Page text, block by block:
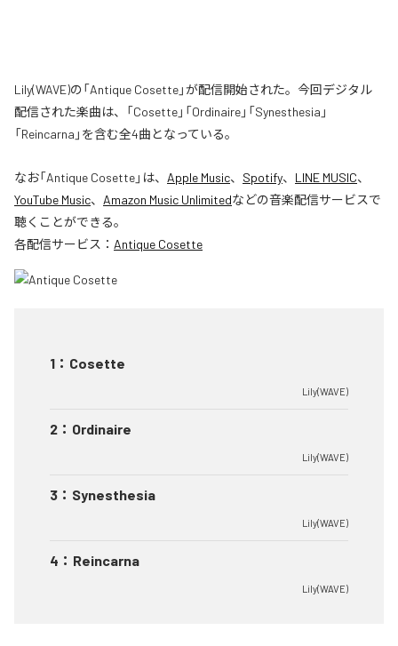
Lily(WAVE)の「Antique Cosette」が配信開始された。今回デジタル
配信された楽曲は、「Cosette」「Ordinaire」「Synesthesia」
「Reincarna」を含む全4曲となっている。
なお「Antique Cosette」は、 Apple Music、 Spotify、 LINE MUSIC、
YouTube Music、 Amazon Music Unlimitedなどの音楽配信サービスで
聴くことができる。
各配信サービス： Antique Cosette
1 ： Cosette
Lily(WAVE)
2 ： Ordinaire
Lily(WAVE)
3 ： Synesthesia
Lily(WAVE)
4 ： Reincarna
Lily(WAVE)